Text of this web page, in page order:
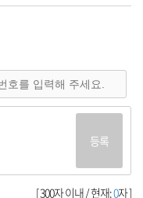
등록
[ 300자 이내 / 현재:0자 ]